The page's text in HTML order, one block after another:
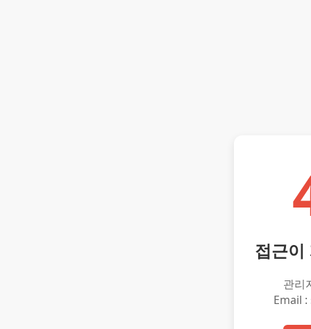
접근이
관리
Email